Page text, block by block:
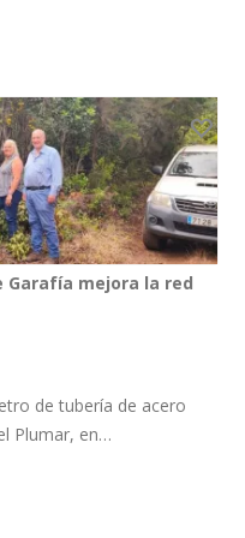
Garafía mejora la red
de tubería de acero
Plumar, en…